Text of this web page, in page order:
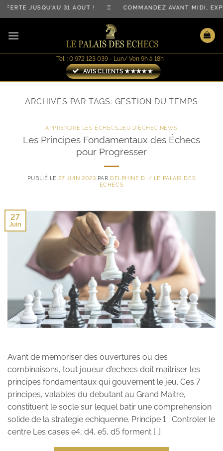
Passer
au
contenu
JUSQU'AU 31 AOÛT ! ♖ COMMANDEZ AVANT MIDI,
Tel. : 0 972 123 039 - Lun/ Ven 9h à 18h
AVIS CLIENTS ★★★★★
ARCHIVES PAR TAGS: GESTION DU TEMPS
APPRENDRE LES ÉCHECS,JEU D'ÉCHEC ,NEWS
Les Principes Fondamentaux des Échecs
pour Progresser
PUBLIÉ LE27 JUIN 2023 PAR DELPHINE D. / LE PALAIS DES
ECHECS
27
Juin
Avant de memoriser des ouvertures ou des
combinaisons, tout joueur d’echecs doit maitriser les
principes fondamentaux qui gouvernent le jeu. Ces 7
principes, valables du debutant au Grand Maitre,
constituent le socle sur lequel batir une comprehension
solide de la strategie echiquenne. Principe 1 : Controler le
centre Les cases e4, d4, e5, d5 forment […]